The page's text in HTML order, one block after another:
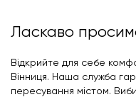
Ласкаво
Відкрийте для себе
Вінниця. Наша служба
пересування містом.